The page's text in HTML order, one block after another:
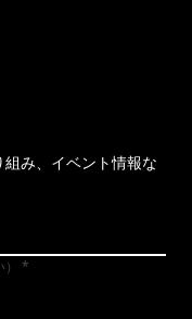
み、イベント情報な